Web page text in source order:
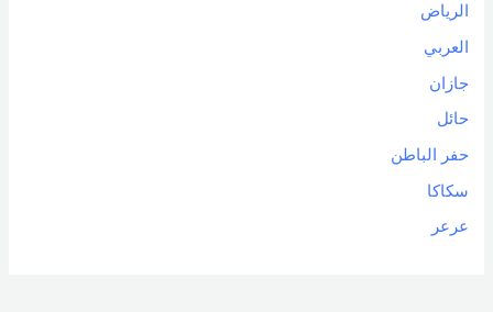
الرياض
العربي
جازان
حائل
حفر الباطن
سكاكا
عرعر